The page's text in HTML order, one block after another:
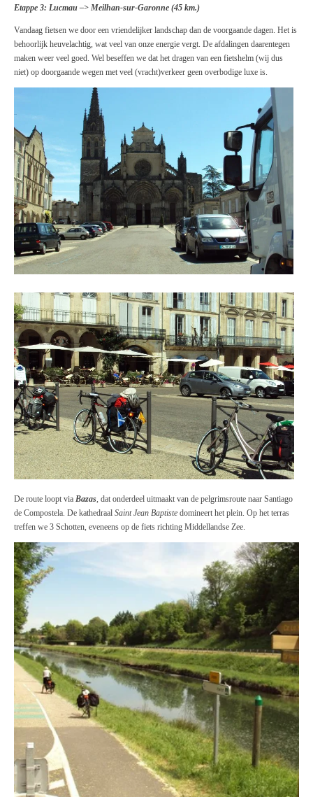
Etappe 3: Lucmau –> Meilhan-sur-Garonne (45 km.)
Vandaag fietsen we door een vriendelijker landschap dan de voorgaande dagen. Het is
behoorlijk heuvelachtig, wat veel van onze energie vergt. De afdalingen daarentegen
maken weer veel goed. Wel beseffen we dat het dragen van een fietshelm (wij dus
niet) op doorgaande wegen met veel (vracht)verkeer geen overbodige luxe is.
De route loopt via Bazas, dat onderdeel uitmaakt van de pelgrimsroute naar Santiago
de Compostela. De kathedraal Saint Jean Baptiste domineert het plein. Op het terras
treffen we 3 Schotten, eveneens op de fiets richting Middellandse Zee.